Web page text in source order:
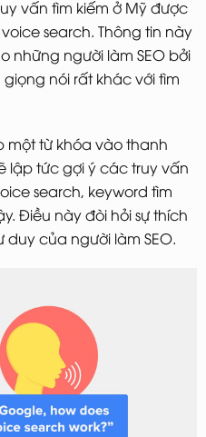
vấn tìm kiếm ở Mỹ được
search. Thông tin này
những người làm SEO bởi
nói rất khác với tìm
một từ khóa vào thanh
lập tức gợi ý các truy vấn
search, keyword tìm
Điều này đòi hỏi sự thích
của người làm SEO.